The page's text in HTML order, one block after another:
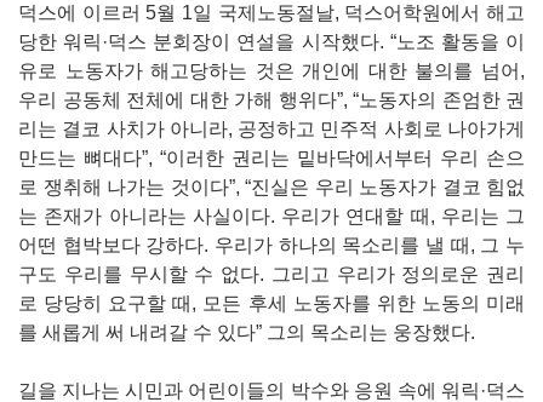
덕스에 이르러 5월 1일 국제노동절날, 덕스어학원에서 해고
당한 워릭·덕스 분회장이 연설을 시작했다. “노조 활동을 이
유로 노동자가 해고당하는 것은 개인에 대한 불의를 넘어,
우리 공동체 전체에 대한 가해 행위다”, “노동자의 존엄한 권
리는 결코 사치가 아니라, 공정하고 민주적 사회로 나아가게
만드는 뼈대다”, “이러한 권리는 밑바닥에서부터 우리 손으
로 쟁취해 나가는 것이다”, “진실은 우리 노동자가 결코 힘없
는 존재가 아니라는 사실이다. 우리가 연대할 때, 우리는 그
어떤 협박보다 강하다. 우리가 하나의 목소리를 낼 때, 그 누
구도 우리를 무시할 수 없다. 그리고 우리가 정의로운 권리
로 당당히 요구할 때, 모든 후세 노동자를 위한 노동의 미래
를 새롭게 써 내려갈 수 있다” 그의 목소리는 웅장했다.
길을 지나는 시민과 어린이들의 박수와 응원 속에 워릭·덕스